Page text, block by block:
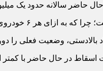
داخلی، مونتاژی و وارداتی) به شبکه معابر کشور
عوامل هدررفت سرمایه‌های ملی در بخش انرژی محسوب می‌شود.
فعلی را دور از انتظار